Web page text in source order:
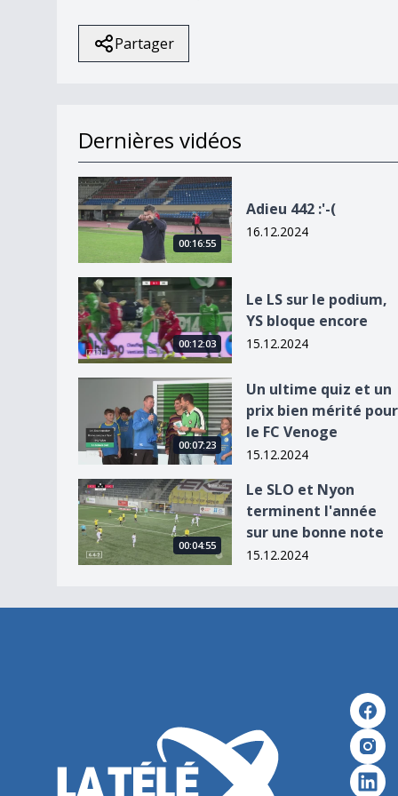
Partager
Dernières vidéos
Adieu 442 :&#039;-(
00:16:55
Adieu 442 :'-(
16.12.2024
Le LS sur le podium, YS bloque encore
00:12:03
Le LS sur le podium,
YS bloque encore
15.12.2024
Un ultime quiz et un prix bien mérité pour le FC
00:07:23
Un ultime quiz et un
prix bien mérité pour
le FC Venoge
15.12.2024
Le SLO et Nyon terminent l&#039;année sur
00:04:55
Le SLO et Nyon
terminent l'année
sur une bonne note
15.12.2024